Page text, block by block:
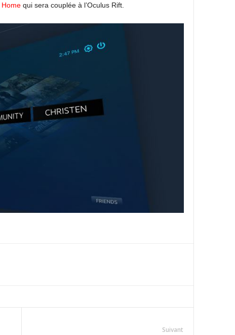
qui sera couplée à l’Oculus Rift.
Suivant